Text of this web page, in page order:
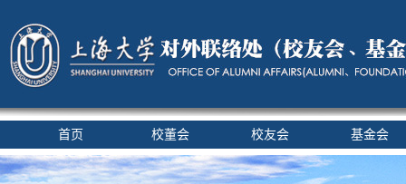
首页 校董会 校友会 基金会